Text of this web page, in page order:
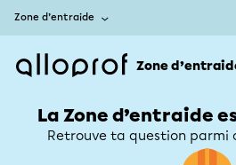
Zone d’entraide
Zone
La Zone d’entraide
Retrouve ta question parmi